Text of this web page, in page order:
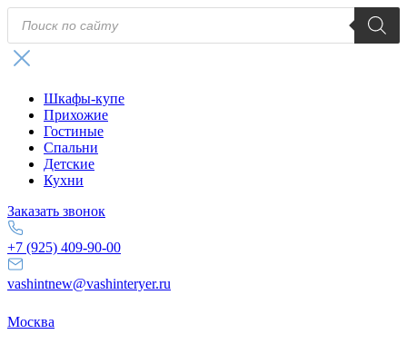
товаров
Шкафы-купе
Прихожие
Гостиные
Спальни
Детские
Кухни
Заказать звонок
+7 (925) 409-90-00
vashintnew@vashinteryer.ru
Москва